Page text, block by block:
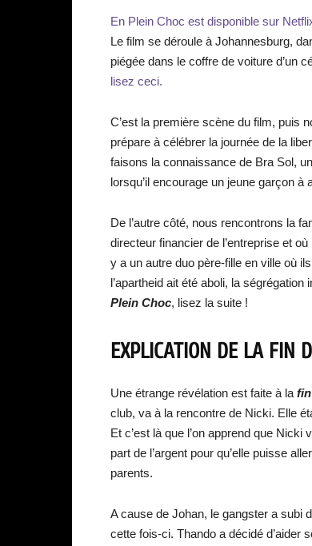
En Plein Choc est disponible sur
Le film se déroule à Johannesburg,
piégée dans le coffre de voiture d’un
lisez ceci.
C’est la première scène du film, puis
prépare à célébrer la journée de la
faisons la connaissance de Bra Sol,
lorsqu’il encourage un jeune garçon à
De l’autre côté, nous rencontrons la
directeur financier de l’entreprise et
y a un autre duo père-fille en ville où
l’apartheid ait été aboli, la
Plein Choc, lisez la suite !
EXPLICATION DE LA FIN
Une étrange révélation est faite à la
club, va à la rencontre de Nicki. Elle
Et c’est là que l’on apprend que Nicki
part de l’argent pour qu’elle puisse
parents.
A cause de Johan, le gangster a subi
cette fois-ci. Thando a décidé d’aider